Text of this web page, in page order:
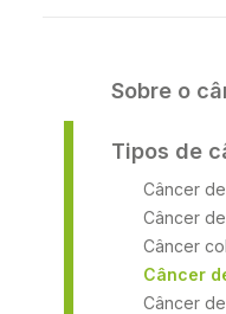
Sobre o
Tipos de
Câncer
Câncer
Câncer
Câncer
Câncer